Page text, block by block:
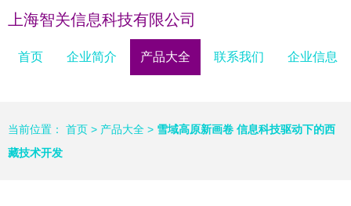
上海智关信息科技有限公司
首页 企业简介 产品大全 联系我们 企业信息
当前位置： 首页 > 产品大全 > 雪域高原新画卷 信息科技驱动下的西
藏技术开发